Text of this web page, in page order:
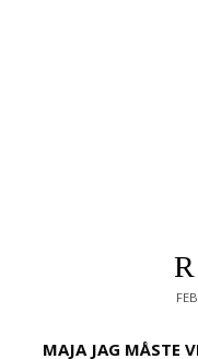
MAJA JAG